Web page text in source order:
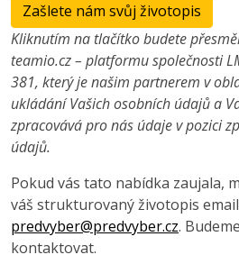
Zašlete nám svůj životopis
Kliknutím na tlačítko budete
teamio.cz – platformu společnosti
381, který je našim partnerem v
ukládání Vašich osobních údajů a
zpracovává pro nás údaje v pozici
údajů.
Pokud vás tato nabídka zaujala,
váš strukturovaný životopis
predvyber@predvyber.cz.
kontaktovat.